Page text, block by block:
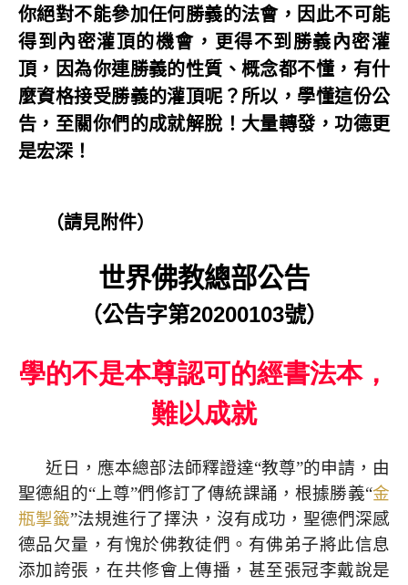
你絕對不能參加任何勝義的法會，因此不可能
得到內密灌頂的機會，更得不到勝義內密灌
頂，因為你連勝義的性質、概念都不懂，有什
麼資格接受勝義的灌頂呢？所以，學懂這份公
告，至關你們的成就解脫！大量轉發，功德更
是宏深！
（請見附件）
世界佛教總部公告
（公告字第20200103號）
學的不是本尊認可的經書法本，
難以成就
近日，應本總部法師釋證達“教尊”的申請，由
聖德組的“上尊”們修訂了傳統課誦，根據勝義“金
瓶掣籤”法規進行了擇決，沒有成功，聖德們深感
德品欠量，有愧於佛教徒們。有佛弟子將此信息
添加誇張，在共修會上傳播，甚至張冠李戴說是